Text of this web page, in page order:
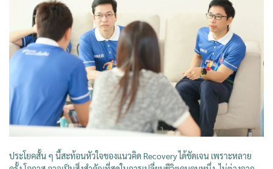
ประโยคสั้น ๆ นี้สะท้อนหัวใจของแนวคิด Recovery ได้ชัดเจน เพราะหลาย